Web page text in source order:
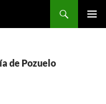
de Pozuelo